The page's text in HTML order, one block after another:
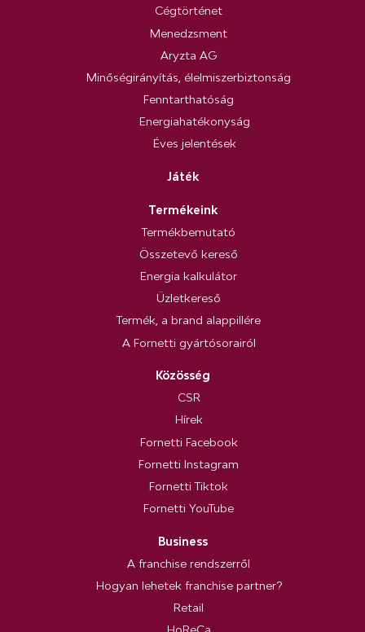
Cégtörténet
Menedzsment
Aryzta AG
Minőségirányítás, élelmiszerbiztonság
Fenntarthatóság
Energiahatékonyság
Éves jelentések
Játék
Termékeink
Termékbemutató
Összetevő kereső
Energia kalkulátor
Üzletkereső
Termék, a brand alappillére
A Fornetti gyártósorairól
Közösség
CSR
Hírek
Fornetti Facebook
Fornetti Instagram
Fornetti Tiktok
Fornetti YouTube
Business
A franchise rendszerről
Hogyan lehetek franchise partner?
Retail